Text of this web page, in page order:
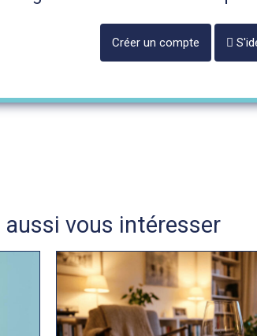
Créer un compte
vous intéresser